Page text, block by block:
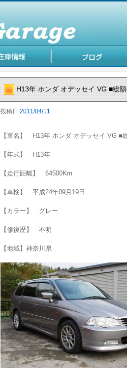
H13年 ホンダ オデッセイ VG ■総
投稿日 2011/04/11
【車名】 H13年 ホンダ オデッセイ VG ■
【年式】 H13年
【走行距離】 64500Km
【車検】 平成24年09月19日
【カラー】 グレー
【修復歴】 不明
【地域】神奈川県